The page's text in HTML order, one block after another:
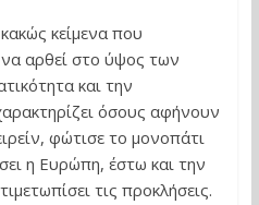
κείμενα που
αρθεί στο ύψος των
και την
όσους αφήνουν
φώτισε το μονοπάτι
η Ευρώπη, έστω και την
τις προκλήσεις.